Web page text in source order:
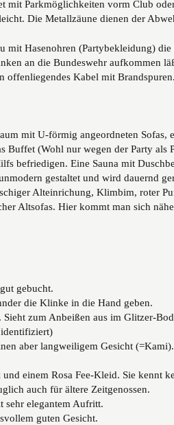
mit Parkmöglichkeiten vorm Club
Die Metallzäune dienen der
mit Hasenohren (Partybekleidung)
an die Bundeswehr aufkommen
offenliegendes Kabel mit Brandspuren.
mit U-förmig angeordneten Sofas,
Buffet (Wohl nur wegen der Party als
befriedigen. Eine Sauna mit
gestaltet und wird dauernd
Alteinrichung, Klimbim, roter
Altsofas. Hier kommt man sich
gebucht.
die Klinke in die Hand geben.
zum Anbeißen aus im Glitzer-
aber langweiligem Gesicht (=Kami).
einem Rosa Fee-Kleid. Sie kennt
auch für ältere Zeitgenossen.
sehr elegantem Aufritt.
guten Gesicht.